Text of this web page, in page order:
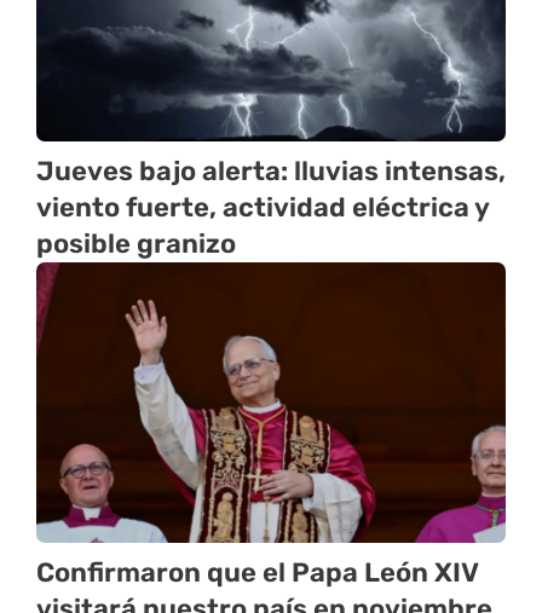
Jueves bajo alerta: lluvias intensas,
viento fuerte, actividad eléctrica y
posible granizo
Confirmaron que el Papa León XIV